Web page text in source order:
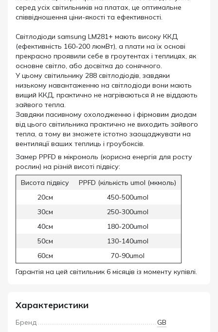
серед усіх світильників на платах, це оптимальне
співвідношення ціни-якості та ефективності.
Світлодіоди samsung LM281+ мають високу ККД
(ефективність 160-200 люмВт), а плати на їх основі
прекрасно проявили себе в гроутентах і теплицях, як
основне світло, або досвітка до сонячного.
У цьому світильнику 288 світлодіодів, завдяки
низькому навантаженню на світлодіоди вони мають
вищий ККД, практично не нагріваються й не віддають
зайвого тепла.
Завдяки пасивному охолодженню і фірмовим диодам
від цього світильника практично не виходить зайвого
тепла, а тому ви зможете істотно заощаджувати на
вентиляції ваших теплиць і гроубоксів.
Замер PPFD в мікромоль (корисна енергія для росту
рослин) на різній висоті підвісу:
Висота підвісу
PPFD (кількість umol (мкмоль)
20см
450-500umol
30см
250-300umol
40см
180-200umol
50см
130-140umol
60см
70-90umol
Гарантія на цей світильник 6 місяців із моменту купівлі.
Характеристики
Бренд GB